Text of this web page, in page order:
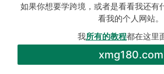
如果你想要学跨境，或者是看看我还有
看我的个人网站。
我所有的教程都在这里
xmg180.com